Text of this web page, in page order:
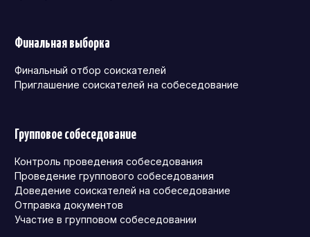
Финальная выборка
Финальный отбор соискателей
Приглашение соискателей на собеседование
Групповое собеседование
Контроль проведения собеседования
Проведение группового собеседования
Доведение соискателей на собеседование
Отправка документов
Участие в групповом собеседовании